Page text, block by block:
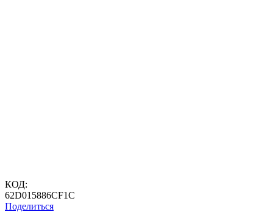
КОД:
62D015886CF1C
Поделиться